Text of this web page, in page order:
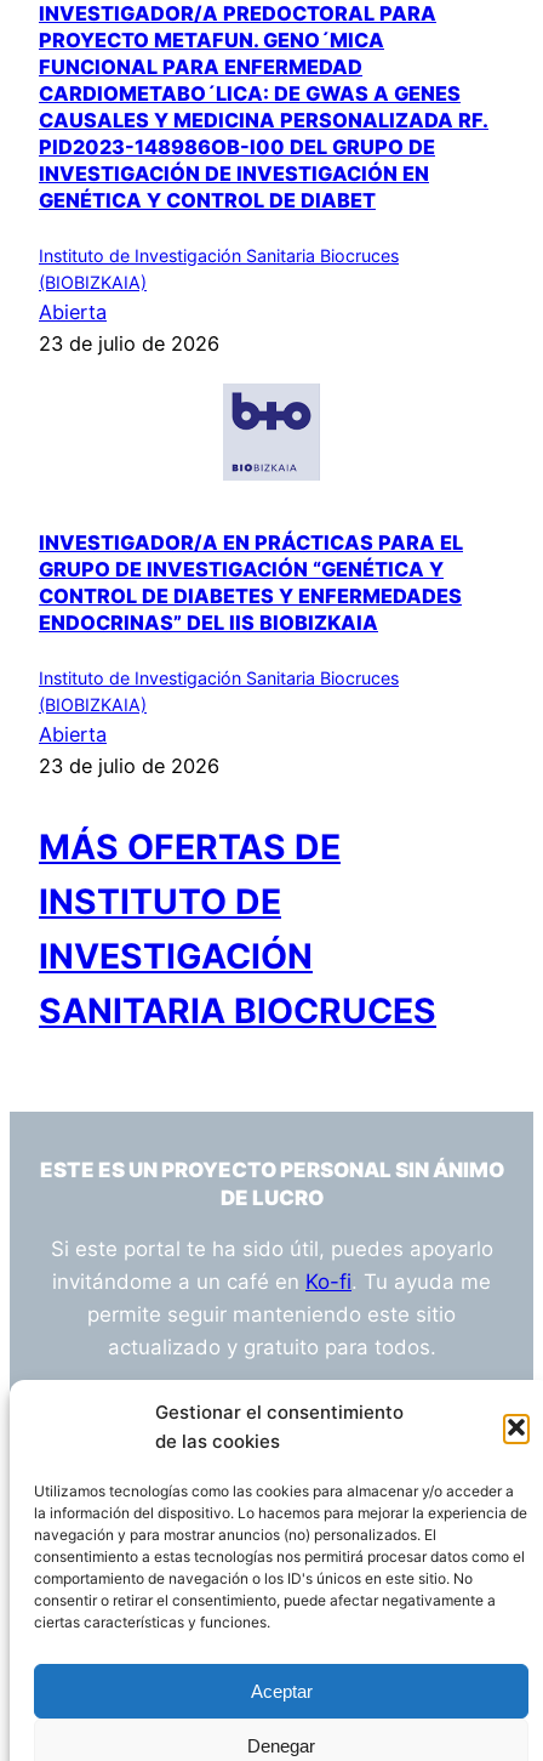
Gestionar el consentimiento
de las cookies
Utilizamos tecnologías como las cookies para almacenar y/o acceder a
la información del dispositivo. Lo hacemos para mejorar la experiencia de
navegación y para mostrar anuncios (no) personalizados. El
consentimiento a estas tecnologías nos permitirá procesar datos como el
comportamiento de navegación o los ID's únicos en este sitio. No
consentir o retirar el consentimiento, puede afectar negativamente a
ciertas características y funciones.
Aceptar
Denegar
INVESTIGADOR/A PREDOCTORAL PARA
PROYECTO METAFUN. GENO´MICA
FUNCIONAL PARA ENFERMEDAD
CARDIOMETABO´LICA: DE GWAS A GENES
CAUSALES Y MEDICINA PERSONALIZADA RF.
PID2023-148986OB-I00 DEL GRUPO DE
INVESTIGACIÓN DE INVESTIGACIÓN EN
GENÉTICA Y CONTROL DE DIABET
Instituto de Investigación Sanitaria Biocruces
(BIOBIZKAIA)
Abierta
23 de julio de 2026
INVESTIGADOR/A EN PRÁCTICAS PARA EL
GRUPO DE INVESTIGACIÓN “GENÉTICA Y
CONTROL DE DIABETES Y ENFERMEDADES
ENDOCRINAS” DEL IIS BIOBIZKAIA
Instituto de Investigación Sanitaria Biocruces
(BIOBIZKAIA)
Abierta
23 de julio de 2026
MÁS OFERTAS DE
INSTITUTO DE
INVESTIGACIÓN
SANITARIA BIOCRUCES
ESTE ES UN PROYECTO PERSONAL SIN ÁNIMO
DE LUCRO
Si este portal te ha sido útil, puedes apoyarlo
invitándome a un café en Ko-fi. Tu ayuda me
permite seguir manteniendo este sitio
actualizado y gratuito para todos.
¿Tienes alguna duda o sugerencia? Escríbeme
info@empleosanitarioinvestigacion.es
Descargo de Responsabilidad
Declaración de Privacidad Política de cookies
WordPress